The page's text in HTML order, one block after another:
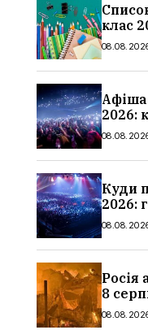
клас
Афіша
2026:
ціни
Куди
2026:
Росія
8
троє